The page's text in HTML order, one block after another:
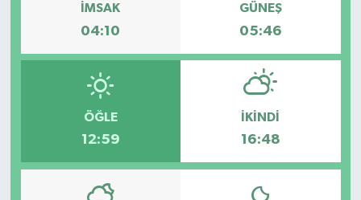
İMSAK
04:10
GÜNEŞ
05:46
ÖĞLE
12:59
İKINDI
16:48